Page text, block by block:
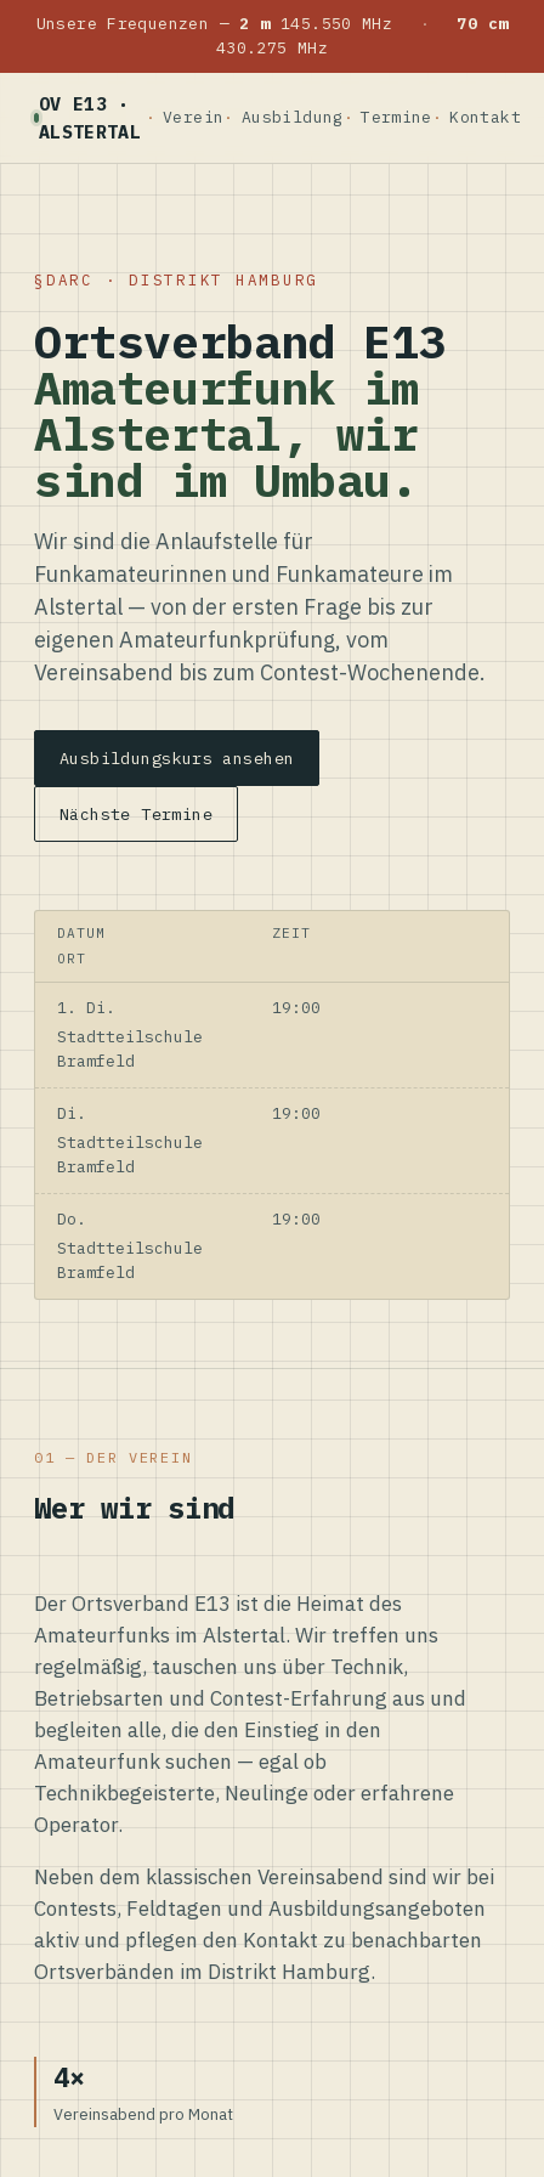
Unsere Frequenzen — 2 m145.550 MHz ·
70 cm
430.275 MHz
OV E13 ·
ALSTERTAL
Verein Ausbildung Termine Kontakt
DARC · DISTRIKT HAMBURG
Ortsverband E13
Amateurfunk im
Alstertal, wir
sind im Umbau.
Wir sind die Anlaufstelle für
Funkamateurinnen und Funkamateure im
Alstertal — von der ersten Frage bis zur
eigenen Amateurfunkprüfung, vom
Vereinsabend bis zum Contest-Wochenende.
Ausbildungskurs ansehen
Nächste Termine
DATUM
ZEIT
ORT
1. Di.
19:00
Stadtteilschule
Bramfeld
Di.
19:00
Stadtteilschule
Bramfeld
Do.
19:00
Stadtteilschule
Bramfeld
01 — DER VEREIN
Wer wir sind
Der Ortsverband E13 ist die Heimat des
Amateurfunks im Alstertal. Wir treffen uns
regelmäßig, tauschen uns über Technik,
Betriebsarten und Contest-Erfahrung aus und
begleiten alle, die den Einstieg in den
Amateurfunk suchen — egal ob
Technikbegeisterte, Neulinge oder erfahrene
Operator.
Neben dem klassischen Vereinsabend sind wir bei
Contests, Feldtagen und Ausbildungsangeboten
aktiv und pflegen den Kontakt zu benachbarten
Ortsverbänden im Distrikt Hamburg.
4×
Vereinsabend pro Monat